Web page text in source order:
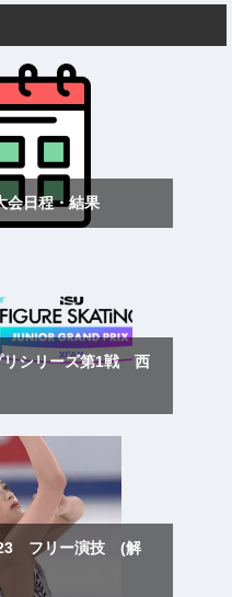
会日程・結果
リシリーズ第1戦 西
フリー演技 (解